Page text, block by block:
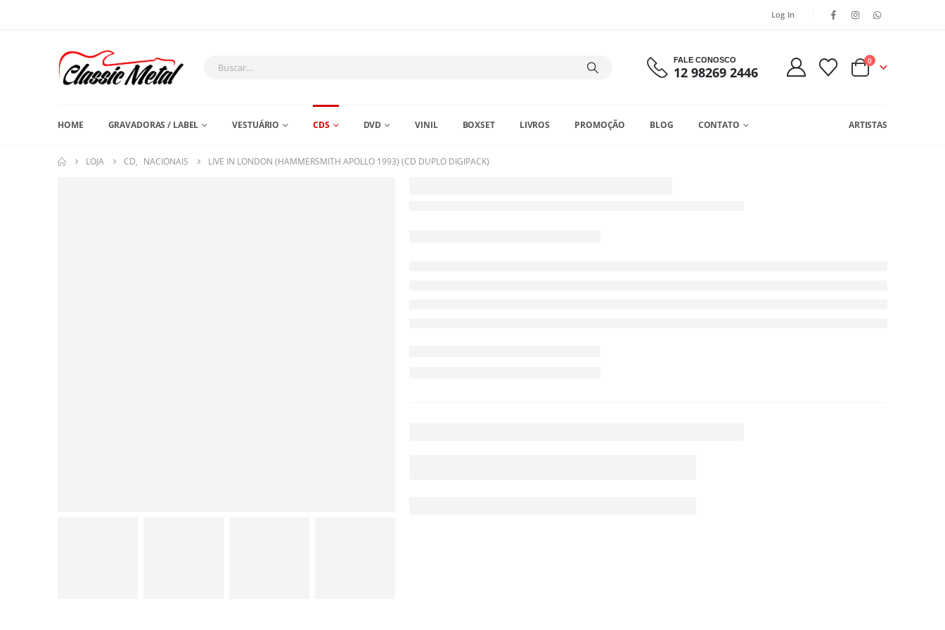
Log In
FALE CONOSCO
12 98269 2446
0
HOME GRAVADORAS / LABEL VESTUÁRIO CDS DVD VINIL BOXSET LIVROS PROMOÇÃO BLOG CONTATO ARTISTAS
LOJA CD, NACIONAIS LIVE IN LONDON (HAMMERSMITH APOLLO 1993) (CD DUPLO DIGIPACK)